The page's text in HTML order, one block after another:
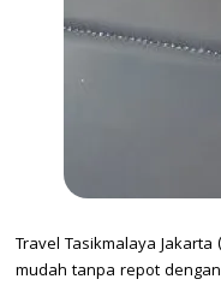
Travel Tasikmalaya
mudah tanpa repot